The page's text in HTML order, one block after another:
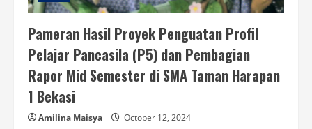
Pameran Hasil Proyek Penguatan Profil
Pelajar Pancasila (P5) dan Pembagian
Rapor Mid Semester di SMA Taman Harapan
1 Bekasi
Amilina Maisya October 12, 2024